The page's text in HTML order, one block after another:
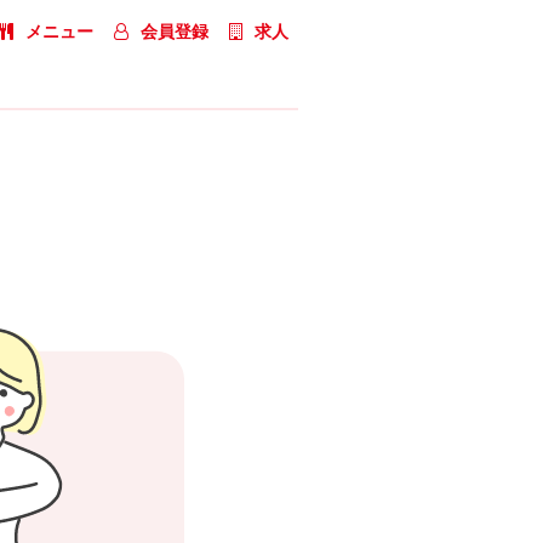
メニュー 会員登録 求人